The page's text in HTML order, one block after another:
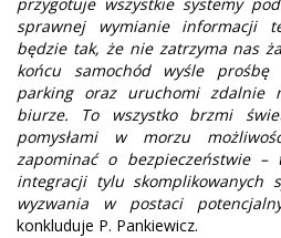
przygotuje wszystkie systemy
sprawnej wymianie informacji
będzie tak, że nie zatrzyma nas
końcu samochód wyśle
parking oraz uruchomi zdalnie
biurze. To wszystko brzmi
pomysłami w morzu
zapominać o bezpieczeństwie
integracji tylu skomplikowanych
wyzwania w postaci
konkluduje P. Pankiewicz.